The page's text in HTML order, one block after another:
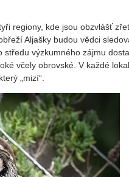
regiony, kde jsou obzvlášť
Aljašky budou vědci
výzkumného zájmu
včely obrovské. V každé
„mizí“.